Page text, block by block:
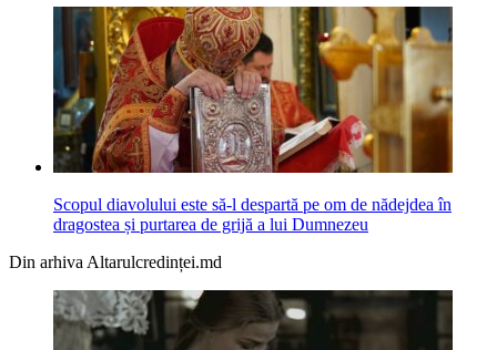
Scopul diavolului este să-l despartă pe om de nădejdea în
dragostea și purtarea de grijă a lui Dumnezeu
Din arhiva Altarulcredinței.md